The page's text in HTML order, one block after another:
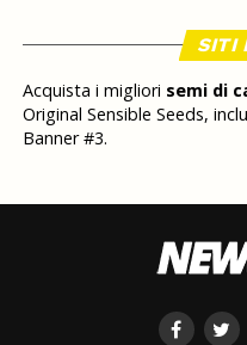
SITI
Acquista i migliori semi di
Original Sensible Seeds,
Banner #3.